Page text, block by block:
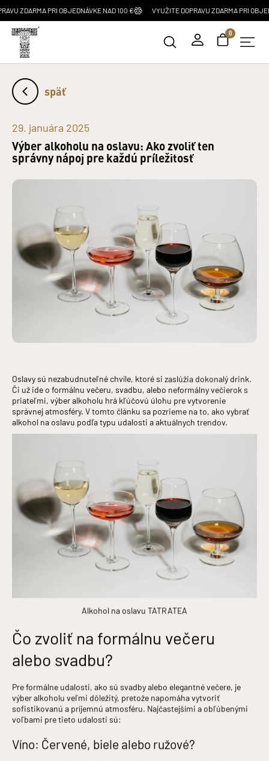
PRI OBJEDNÁVKE NAD 100 € VYUŽITE DOPRAVU ZDARMA PRI OBJEDNÁVKE
0
späť
29. januára 2025
Výber alkoholu na oslavu: Ako zvoliť ten
správny nápoj pre každú príležitosť
Oslavy sú nezabudnuteľné chvíle, ktoré si zaslúžia dokonalý drink.
Či už ide o formálnu večeru, svadbu, alebo neformálny večierok s
priateľmi, výber alkoholu hrá kľúčovú úlohu pre vytvorenie
správnej atmosféry. V tomto článku sa pozrieme na to, ako vybrať
alkohol na oslavu podľa typu udalosti a aktuálnych trendov.
Alkohol na oslavu TATRATEA
Čo zvoliť na formálnu večeru
alebo svadbu?
Pre formálne udalosti, ako sú svadby alebo elegantné večere, je
výber alkoholu veľmi dôležitý, pretože napomáha vytvoriť
sofistikovanú a príjemnú atmosféru. Najčastejšími a obľúbenými
voľbami pre tieto udalosti sú:
Víno: Červené, biele alebo ružové?